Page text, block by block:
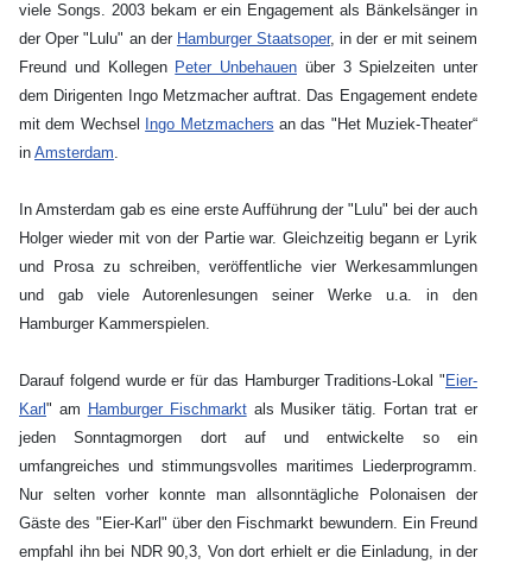
viele Songs. 2003 bekam er ein Engagement als Bänkelsänger in
der Oper "Lulu" an der Hamburger Staatsoper, in der er mit seinem
Freund und Kollegen Peter Unbehauen über 3 Spielzeiten unter
dem Dirigenten Ingo Metzmacher auftrat. Das Engagement endete
mit dem Wechsel
Ingo Metzmachers an das "Het Muziek-Theater“
in Amsterdam.
In Amsterdam gab es eine erste Aufführung der "Lulu" bei der auch
Holger wieder mit von der Partie war. Gleichzeitig begann er Lyrik
und Prosa zu schreiben, veröffentliche vier Werkesammlungen
und gab viele Autorenlesungen seiner Werke u.a. in den
Hamburger Kammerspielen.
Darauf folgend wurde er für das Hamburger Traditions-Lokal " Eier-
Karl " am Hamburger Fischmarktals Musiker tätig. Fortan trat er
jeden Sonntagmorgen dort auf und entwickelte so ein
umfangreiches und stimmungsvolles maritimes Liederprogramm.
Nur selten vorher konnte man allsonntägliche Polonaisen der
Gäste des "Eier-Karl" über den Fischmarkt bewundern. Ein Freund
empfahl ihn bei NDR 90,3, Von dort erhielt er die Einladung, in der